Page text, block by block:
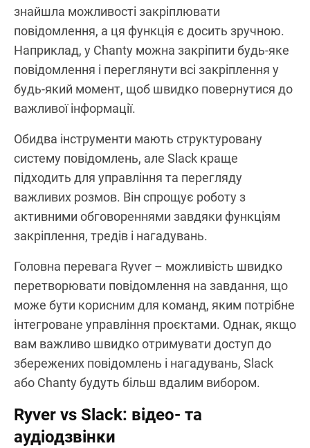
знайшла можливості закріплювати
повідомлення, а ця функція є досить зручною.
Наприклад, у Chanty можна закріпити будь-яке
повідомлення і переглянути всі закріплення у
будь-який момент, щоб швидко повернутися до
важливої інформації.
Обидва інструменти мають структуровану
систему повідомлень, але Slack краще
підходить для управління та перегляду
важливих розмов. Він спрощує роботу з
активними обговореннями завдяки функціям
закріплення, тредів і нагадувань.
Головна перевага Ryver – можливість швидко
перетворювати повідомлення на завдання, що
може бути корисним для команд, яким потрібне
інтегроване управління проєктами. Однак, якщо
вам важливо швидко отримувати доступ до
збережених повідомлень і нагадувань, Slack
або Chanty будуть більш вдалим вибором.
Ryver vs Slack: відео- та
аудіодзвінки